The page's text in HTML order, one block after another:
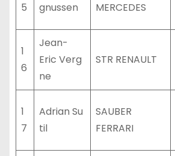
5
gnussen
MERCEDES
1
6
Jean-
Eric Verg
ne
STR RENAULT
1
7
Adrian Su
til
SAUBER
FERRARI